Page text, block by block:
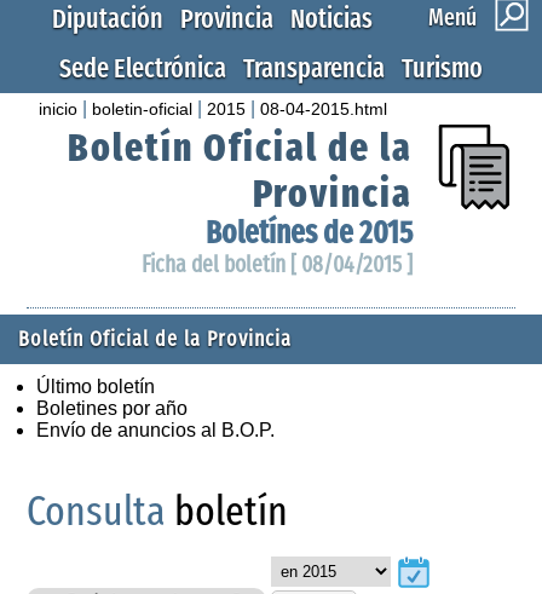
Menú
Diputación Provincia Noticias
Sede Electrónica Transparencia Turismo
inicio boletin-oficial 2015 |08-04-2015.html
Boletín Oficial de la
Provincia
Boletínes de 2015
Ficha del boletín [ 08/04/2015 ]
Boletín Oficial de la Provincia
Último boletín
Boletines por año
Envío de anuncios al B.O.P.
Consulta boletín